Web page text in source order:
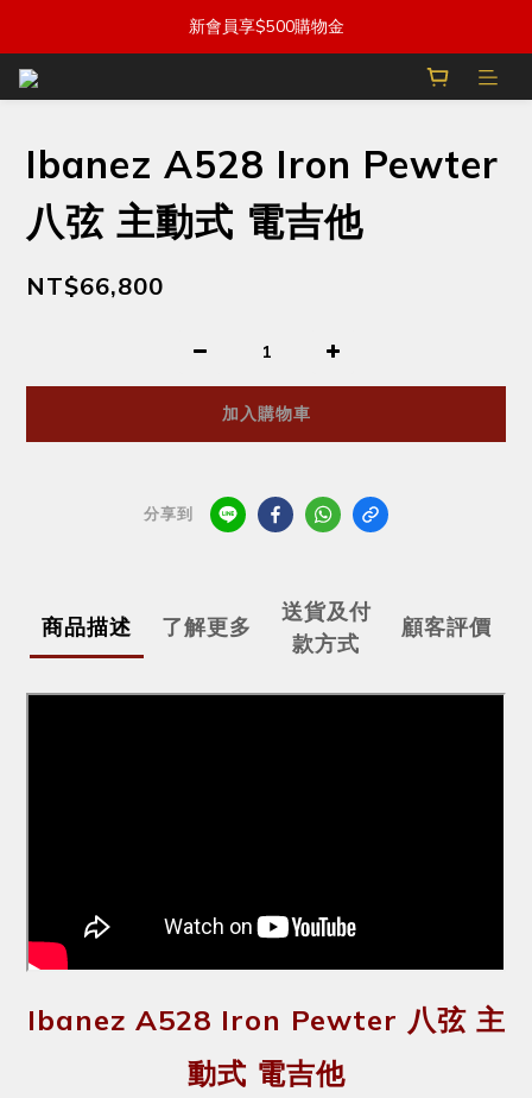
新會員享$500購物金
Ibanez A528 Iron Pewter
八弦 主動式 電吉他
NT$66,800
加入購物車
分享到
商品描述 了解更多
送貨及付
款方式
顧客評價
Ibanez A528 Iron Pewter 八弦 主
動式 電吉他